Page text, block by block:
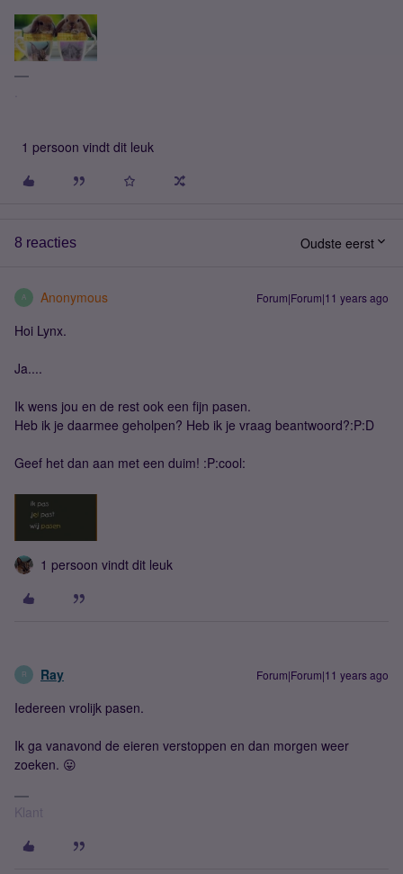
1 persoon vindt dit leuk
8 reacties Oudste eerst
A Anonymous Forum|Forum|11 years ago
Hoi Lynx.
Ja....
Ik wens jou en de rest ook een fijn pasen.
Heb ik je daarmee geholpen? Heb ik je vraag beantwoord?:P:D
Geef het dan aan met een duim! :P:cool:
1 persoon vindt dit leuk
R Ray Forum|Forum|11 years ago
Iedereen vrolijk pasen.
Ik ga vanavond de eieren verstoppen en dan morgen weer
zoeken. 😛
Klant